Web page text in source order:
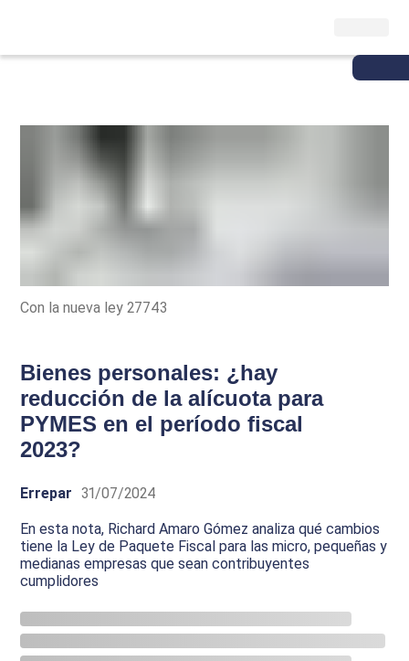
Con la nueva ley 27743
Bienes personales: ¿hay
reducción de la alícuota para
PYMES en el período fiscal
2023?
Errepar 31/07/2024
En esta nota, Richard Amaro Gómez analiza qué cambios
tiene la Ley de Paquete Fiscal para las micro, pequeñas y
medianas empresas que sean contribuyentes
cumplidores